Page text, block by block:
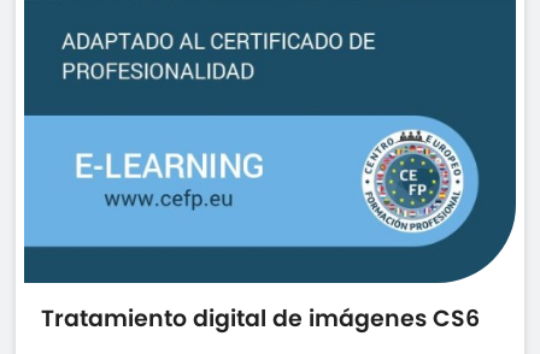
Tratamiento digital de imágenes CS6